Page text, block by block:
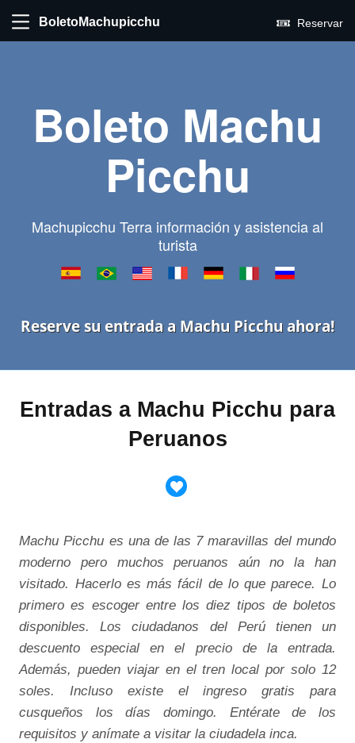
BoletoMachupicchu Reservar
Boleto Machu
Picchu
Machupicchu Terra información y asistencia al
turista
Reserve su entrada a Machu Picchu ahora!
Entradas a Machu Picchu para
Peruanos
Machu Picchu es una de las 7 maravillas del mundo
moderno pero muchos peruanos aún no la han
visitado. Hacerlo es más fácil de lo que parece. Lo
primero es escoger entre los diez tipos de boletos
disponibles. Los ciudadanos del Perú tienen un
descuento especial en el precio de la entrada.
Además, pueden viajar en el tren local por solo 12
soles. Incluso existe el ingreso gratis para
cusqueños los días domingo. Entérate de los
requisitos y anímate a visitar la ciudadela inca.